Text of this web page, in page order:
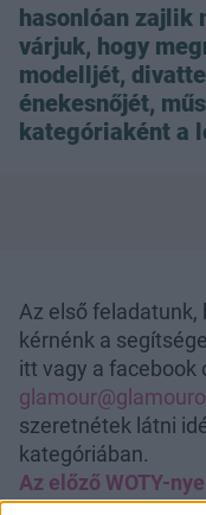
hasonlóan zajlik
várjuk, hogy
modelljét,
énekesnőjét,
kategóriaként a
Az első feladatunk,
kérnénk a
itt vagy a facebook
szeretnétek látni
kategóriában.
Az előző WOTY-